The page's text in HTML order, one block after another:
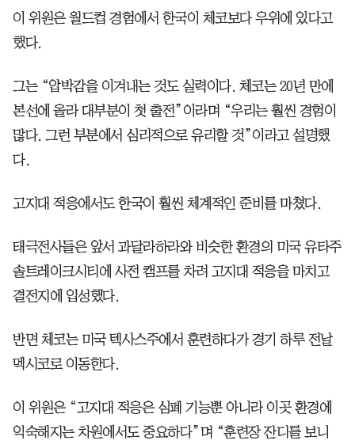
이 위원은 월드컵 경험에서 한국이 체코보다 우위에 있다고
했다.
그는 “압박감을 이겨내는 것도 실력이다. 체코는 20년 만에
본선에 올라 대부분이 첫 출전”이라며 “우리는 훨씬 경험이
많다. 그런 부분에서 심리적으로 유리할 것”이라고 설명했
다.
고지대 적응에서도 한국이 훨씬 체계적인 준비를 마쳤다.
태극전사들은 앞서 과달라하라와 비슷한 환경의 미국 유타주
솔트레이크시티에 사전 캠프를 차려 고지대 적응을 마치고
결전지에 입성했다.
반면 체코는 미국 텍사스주에서 훈련하다가 경기 하루 전날
멕시코로 이동한다.
이 위원은 “고지대 적응은 심폐 기능뿐 아니라 이곳 환경에
익숙해지는 차원에서도 중요하다”며 “훈련장 잔디를 보니